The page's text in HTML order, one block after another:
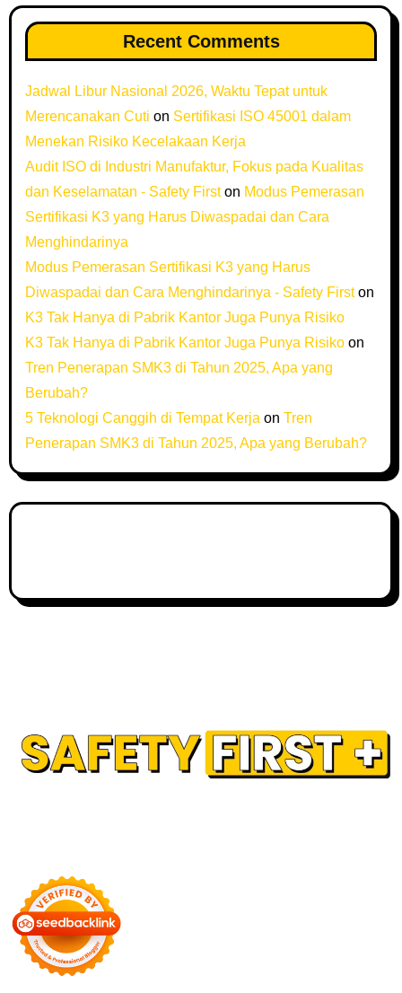
Recent Comments
Jadwal Libur Nasional 2026, Waktu Tepat untuk
Merencanakan Cuti on Sertifikasi ISO 45001 dalam
Menekan Risiko Kecelakaan Kerja
Audit ISO di Industri Manufaktur, Fokus pada Kualitas
dan Keselamatan - Safety Firston Modus Pemerasan
Sertifikasi K3 yang Harus Diwaspadai dan Cara
Menghindarinya
Modus Pemerasan Sertifikasi K3 yang Harus
Diwaspadai dan Cara Menghindarinya - Safety Firston
K3 Tak Hanya di Pabrik Kantor Juga Punya Risiko
K3 Tak Hanya di Pabrik Kantor Juga Punya Risikoon
Tren Penerapan SMK3 di Tahun 2025, Apa yang
Berubah?
5 Teknologi Canggih di Tempat Kerjaon Tren
Penerapan SMK3 di Tahun 2025, Apa yang Berubah?